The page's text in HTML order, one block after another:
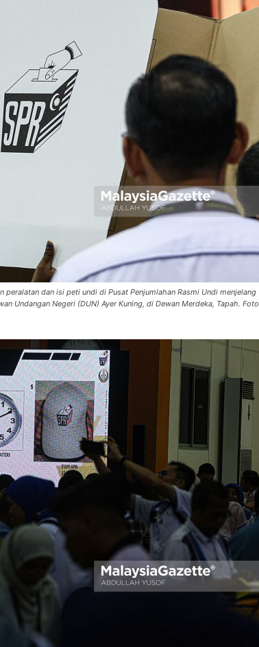
peralatan dan isi peti undi di Pusat Penjumlahan Rasmi Undi menjelang
Undangan Negeri (DUN) Ayer Kuning, di Dewan Merdeka, Tapah. Foto